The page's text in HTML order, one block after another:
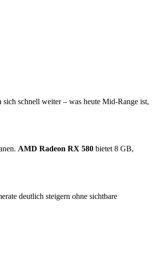
schnell weiter – was heute Mid-Range ist,
AMD Radeon RX 580 bietet 8 GB,
deutlich steigern ohne sichtbare